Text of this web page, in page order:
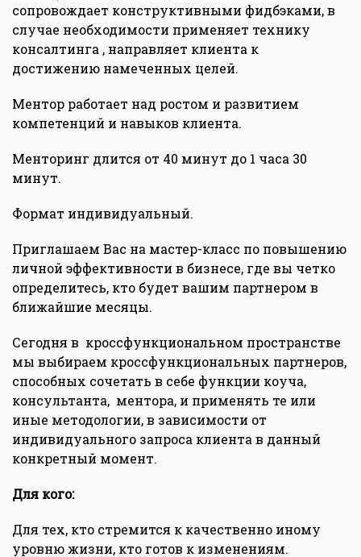
сопровождает конструктивными фидбэками, в
случае необходимости применяет технику
консалтинга , направляет клиента к
достижению намеченных целей.
Ментор работает над ростом и развитием
компетенций и навыков клиента.
Менторинг длится от 40 минут до 1 часа 30
минут.
Формат индивидуальный.
Приглашаем Вас на мастер-класс по повышению
личной эффективности в бизнесе, где вы четко
определитесь, кто будет вашим партнером в
ближайшие месяцы.
Сегодня в кроссфункциональном пространстве
мы выбираем кроссфункциональных партнеров,
способных сочетать в себе функции коуча,
консультанта, ментора, и применять те или
иные методологии, в зависимости от
индивидуального запроса клиента в данный
конкретный момент.
Для кого:
Для тех, кто стремится к качественно иному
уровню жизни, кто готов к изменениям.